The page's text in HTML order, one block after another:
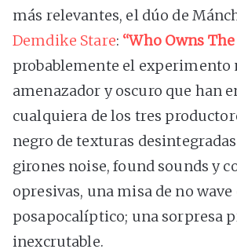
más relevantes, el dúo de
Demdike Stare: “Who Owns
probablemente el experimento
amenazador y oscuro que han
cualquiera de los tres
negro de texturas
girones noise, found sounds y
opresivas, una misa de no
posapocalíptico; una sorpresa
inexcrutable.